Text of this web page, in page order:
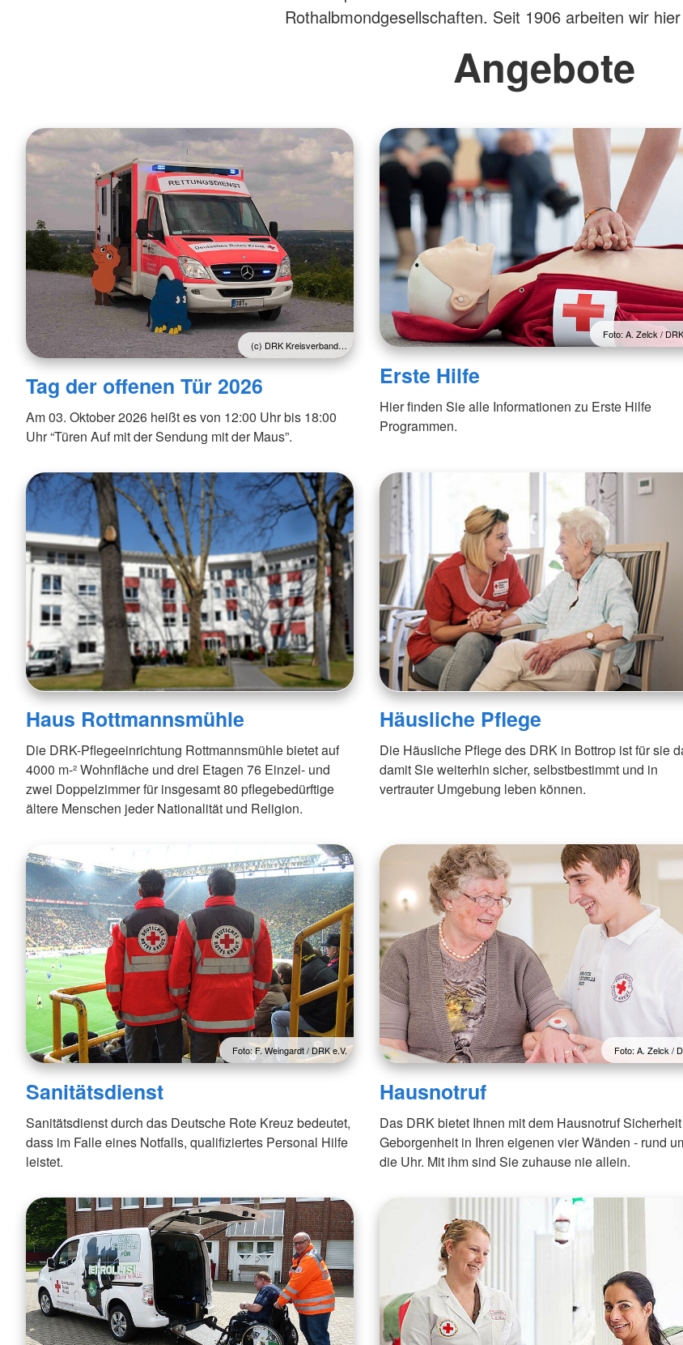
Rothalbmondgesellschaften. Seit 1906 arbeiten wir
Angebote
(c) DRK Kreisverband…
Tag der offenen Tür 2026
Am 03. Oktober 2026 heißt es von 12:00 Uhr bis 18:00
Uhr “Türen Auf mit der Sendung mit der Maus”.
Foto: A. Zelck /
Erste Hilfe
Hier finden Sie alle Informationen zu Erste Hilfe
Programmen.
Haus Rottmannsmühle
Die DRK-Pflegeeinrichtung Rottmannsmühle bietet auf
4000 m-² Wohnfläche und drei Etagen 76 Einzel- und
zwei Doppelzimmer für insgesamt 80 pflegebedürftige
ältere Menschen jeder Nationalität und Religion.
Häusliche Pflege
Die Häusliche Pflege des DRK in Bottrop ist für sie
damit Sie weiterhin sicher, selbstbestimmt und in
vertrauter Umgebung leben können.
Foto: F. Weingardt / DRK e.V.
Sanitätsdienst
Sanitätsdienst durch das Deutsche Rote Kreuz bedeutet,
dass im Falle eines Notfalls, qualifiziertes Personal Hilfe
leistet.
Foto: A. Zelck /
Hausnotruf
Das DRK bietet Ihnen mit dem Hausnotruf
Geborgenheit in Ihren eigenen vier Wänden - rund
die Uhr. Mit ihm sind Sie zuhause nie allein.